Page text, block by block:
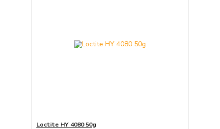
Loctite HY 4080 50g